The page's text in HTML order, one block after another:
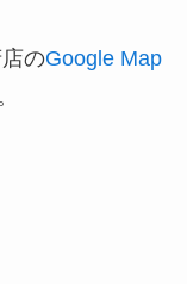
のGoogle Map